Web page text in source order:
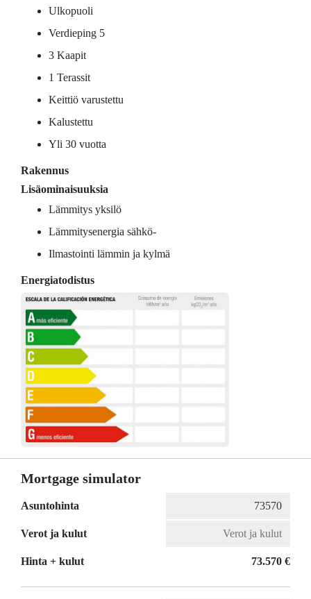
Ulkopuoli
Verdieping 5
3 Kaapit
1 Terassit
Keittiö varustettu
Kalustettu
Yli 30 vuotta
Rakennus
Lisäominaisuuksia
Lämmitys yksilö
Lämmitysenergia sähkö-
Ilmastointi lämmin ja kylmä
Energiatodistus
Mortgage simulator
Asuntohinta
Verot ja kulut
Hinta + kulut 73.570 €